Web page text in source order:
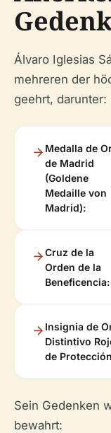
Álvaro Iglesias
mehreren der
geehrt, darunter:
Medalla de
de Madrid
(Goldene
Medaille von
Madrid):
Cruz de la
Orden de la
Beneficencia:
Insignia de
Distintivo
de
Sein Gedenken
bewahrt: